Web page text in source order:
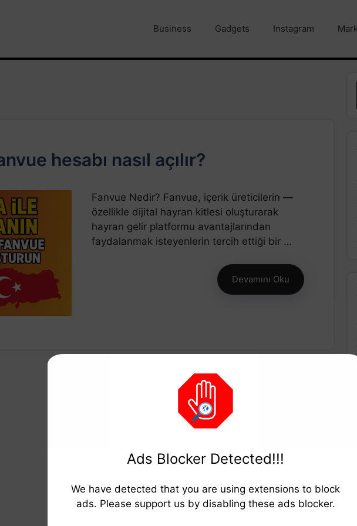
Business Gadgets Instagram
hesabı nasıl açılır?
Fanvue Nedir? Fanvue, içerik üreticilerin —
özellikle dijital hayran kitlesi oluşturarak
hayran gelir platformu avantajlarından
faydalanmak isteyenlerin tercih ettiği bir …
Devamını Oku
Ads Blocker Detected!!!
We have detected that you are using extensions to block
ads. Please support us by disabling these ads blocker.